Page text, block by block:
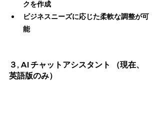
クを作成
ビジネスニーズに応じた柔軟な調整が可
能
３, AI チャットアシスタント （現在、
英語版のみ）